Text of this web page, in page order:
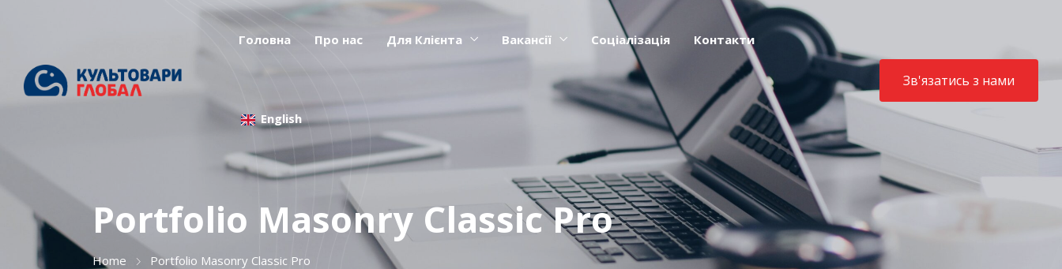
Головна Про нас Для Клієнта Вакансії Соціалізація Контакти
English
Зв'язатись з нами
Portfolio Masonry Classic Pro
Home Portfolio Masonry Classic Pro